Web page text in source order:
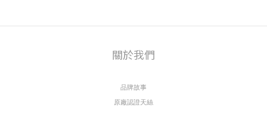
關於我們
品牌故事
原廠認證天絲